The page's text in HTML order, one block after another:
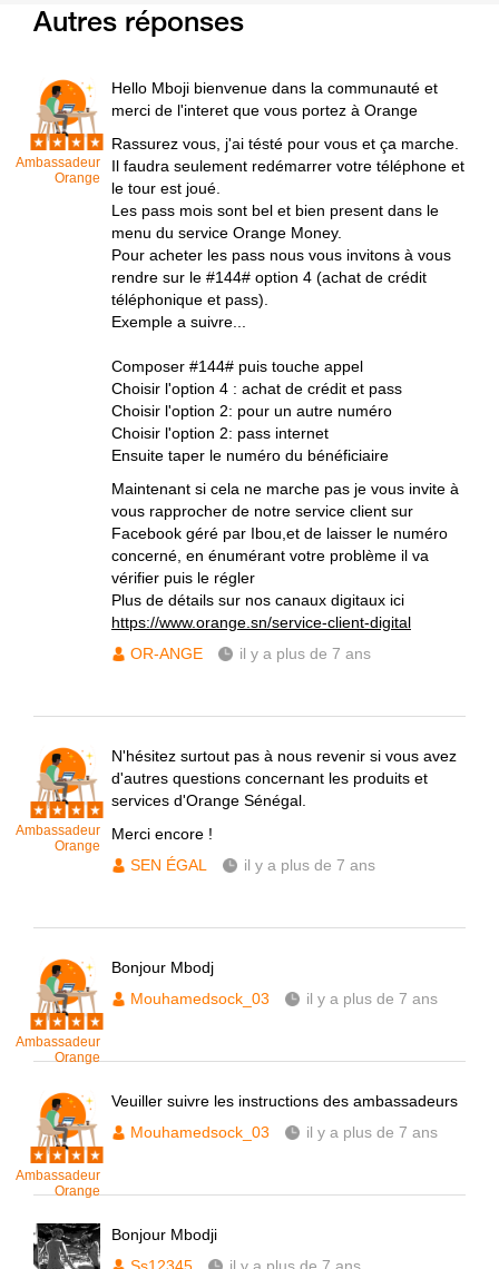
Autres réponses
Ambassadeur
Orange
Hello Mboji bienvenue dans la communauté et
merci de l'interet que vous portez à Orange
Rassurez vous, j'ai tésté pour vous et ça marche.
Il faudra seulement redémarrer votre téléphone et
le tour est joué.
Les pass mois sont bel et bien present dans le
menu du service Orange Money.
Pour acheter les pass nous vous invitons à vous
rendre sur le #144# option 4 (achat de crédit
téléphonique et pass).
Exemple a suivre...
Composer #144# puis touche appel
Choisir l'option 4 : achat de crédit et pass
Choisir l'option 2: pour un autre numéro
Choisir l'option 2: pass internet
Ensuite taper le numéro du bénéficiaire
Maintenant si cela ne marche pas je vous invite à
vous rapprocher de notre service client sur
Facebook géré par Ibou,et de laisser le numéro
concerné, en énumérant votre problème il va
vérifier puis le régler
Plus de détails sur nos canaux digitaux ici
https://www.orange.sn/service-client-digital
OR-ANGE
il y a plus de 7 ans
Ambassadeur
Orange
N'hésitez surtout pas à nous revenir si vous avez
d'autres questions concernant les produits et
services d'Orange Sénégal.
Merci encore !
SEN ÉGAL
il y a plus de 7 ans
Ambassadeur
Orange
Bonjour Mbodj
Mouhamedsock_03
il y a plus de 7 ans
Ambassadeur
Orange
Veuiller suivre les instructions des ambassadeurs
Mouhamedsock_03
il y a plus de 7 ans
Bonjour Mbodji